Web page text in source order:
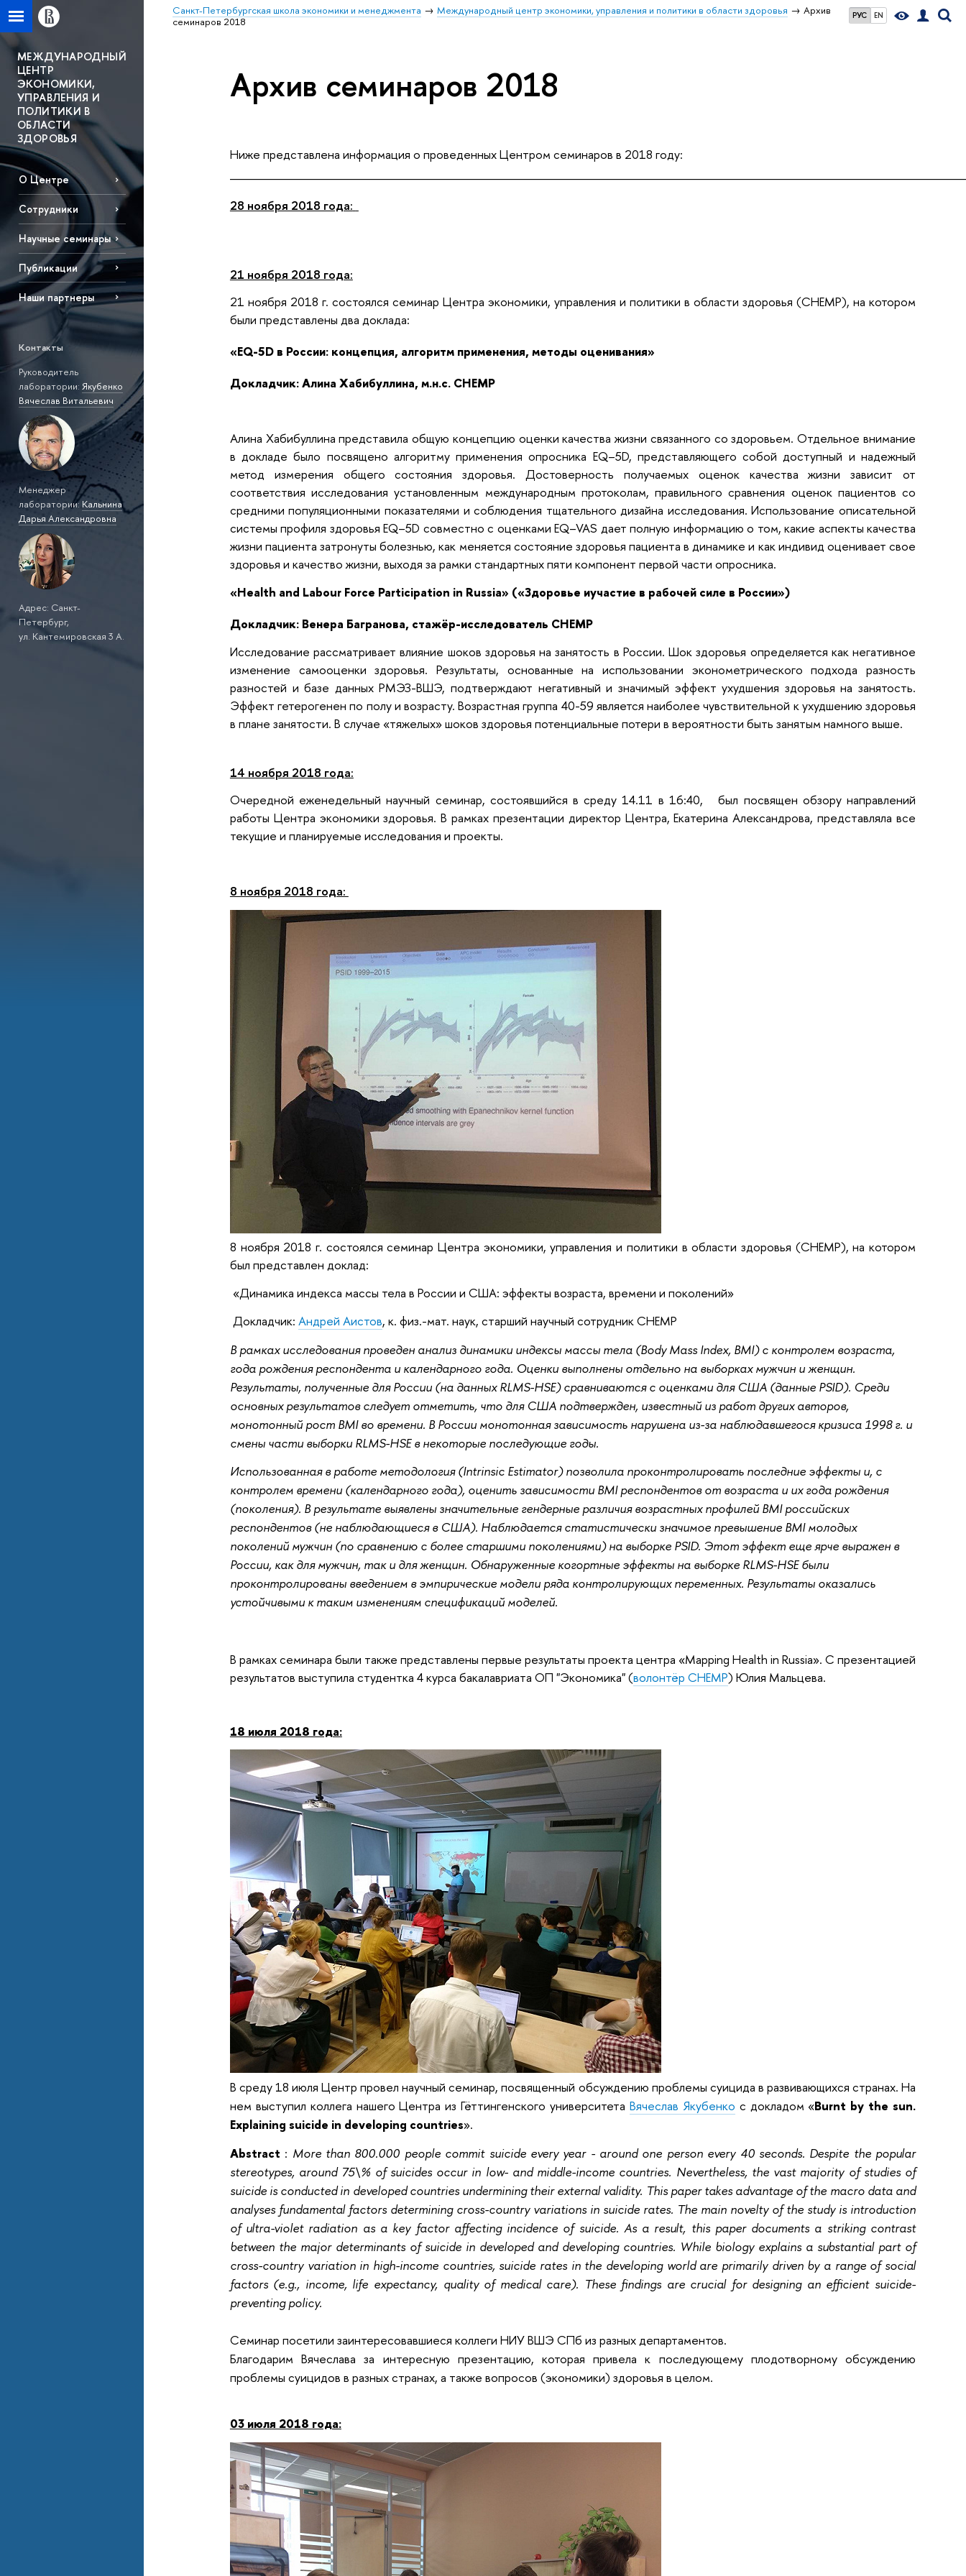
РУС EN
Санкт-Петербургская школа экономики и менеджмента Международный центр экономики, управления и политики в области здоровья
Архив
семинаров 2018
МЕЖДУНАРОДНЫЙ
ЦЕНТР
ЭКОНОМИКИ,
УПРАВЛЕНИЯ И
ПОЛИТИКИ В
ОБЛАСТИ
ЗДОРОВЬЯ
О Центре
Сотрудники
Научные семинары
Публикации
Наши партнеры
Контакты
Руководитель
лаборатории: Якубенко
Вячеслав Витальевич
Менеджер
лаборатории:Кальнина
Дарья Александровна
Адрес: Санкт-
Петербург,
ул. Кантемировская 3 A.
Архив семинаров 2018
Ниже представлена информация о проведенных Центром семинаров в 2018 году:
28 ноября 2018 года:
21 ноября 2018 года:
21 ноября 2018 г. состоялся семинар Центра экономики, управления и политики в области здоровья (CHEMP), на котором
были представлены два доклада:
«EQ-5D в России: концепция, алгоритм применения, методы оценивания»
Докладчик: Алина Хабибуллина, м.н.с. CHEMP
Алина Хабибуллина представила общую концепцию оценки качества жизни связанного со здоровьем. Отдельное внимание
в докладе было посвящено алгоритму применения опросника EQ–5D, представляющего собой доступный и надежный
метод измерения общего состояния здоровья. Достоверность получаемых оценок качества жизни зависит от
соответствия исследования установленным международным протоколам, правильного сравнения оценок пациентов со
средними популяционными показателями и соблюдения тщательного дизайна исследования. Использование описательной
системы профиля здоровья EQ–5D совместно с оценками EQ–VAS дает полную информацию о том, какие аспекты качества
жизни пациента затронуты болезнью, как меняется состояние здоровья пациента в динамике и как индивид оценивает свое
здоровья и качество жизни, выходя за рамки стандартных пяти компонент первой части опросника.
«Health and Labour Force Participation in Russia» («Здоровье иучастие в рабочей силе в России»)
Докладчик: Венера Багранова, стажёр-исследователь CHEMP
Исследование рассматривает влияние шоков здоровья на занятость в России. Шок здоровья определяется как негативное
изменение самооценки здоровья. Результаты, основанные на использовании эконометрического подхода разность
разностей и базе данных РМЭЗ-ВШЭ, подтверждают негативный и значимый эффект ухудшения здоровья на занятость.
Эффект гетерогенен по полу и возрасту. Возрастная группа 40-59 является наиболее чувствительной к ухудшению здоровья
в плане занятости. В случае «тяжелых» шоков здоровья потенциальные потери в вероятности быть занятым намного выше.
14 ноября 2018 года:
Очередной еженедельный научный семинар, состоявшийся в среду 14.11 в 16:40, был посвящен обзору направлений
работы Центра экономики здоровья. В рамках презентации директор Центра, Екатерина Александрова, представляла все
текущие и планируемые исследования и проекты.
8 ноября 2018 года:
8 ноября 2018 г. состоялся семинар Центра экономики, управления и политики в области здоровья (CHEMP), на котором
был представлен доклад:
«Динамика индекса массы тела в России и США: эффекты возраста, времени и поколений»
Докладчик: Андрей Аистов, к. физ.-мат. наук, старший научный сотрудник CHEMP
В рамках исследования проведен анализ динамики индексы массы тела (Body Mass Index, BMI) с контролем возраста,
года рождения респондента и календарного года. Оценки выполнены отдельно на выборках мужчин и женщин.
Результаты, полученные для России (на данных RLMS-HSE) сравниваются с оценками для США (данные PSID). Среди
основных результатов следует отметить, что для США подтвержден, известный из работ других авторов,
монотонный рост BMI во времени. В России монотонная зависимость нарушена из-за наблюдавшегося кризиса 1998 г. и
смены части выборки RLMS-HSE в некоторые последующие годы.
Использованная в работе методология (Intrinsic Estimator) позволила проконтролировать последние эффекты и, с
контролем времени (календарного года), оценить зависимости BMI респондентов от возраста и их года рождения
(поколения). В результате выявлены значительные гендерные различия возрастных профилей BMI российских
респондентов (не наблюдающиеся в США). Наблюдается статистически значимое превышение BMI молодых
поколений мужчин (по сравнению с более старшими поколениями) на выборке PSID. Этот эффект еще ярче выражен в
России, как для мужчин, так и для женщин. Обнаруженные когортные эффекты на выборке RLMS-HSE были
проконтролированы введением в эмпирические модели ряда контролирующих переменных. Результаты оказались
устойчивыми к таким изменениям спецификаций моделей.
В рамках семинара были также представлены первые результаты проекта центра «Mapping Health in Russia». С презентацией
результатов выступила студентка 4 курса бакалавриата ОП "Экономика" (волонтёр CHEMP) Юлия Мальцева.
18 июля 2018 года:
В среду 18 июля Центр провел научный семинар, посвященный обсуждению проблемы суицида в развивающихся странах. На
нем выступил коллега нашего Центра из Гёттингенского университета Вячеслав Якубенко с докладом «Burnt by the sun.
Explaining suicide in developing countries».
Abstract : More than 800.000 people commit suicide every year - around one person every 40 seconds. Despite the popular
stereotypes, around 75\% of suicides occur in low- and middle-income countries. Nevertheless, the vast majority of studies of
suicide is conducted in developed countries undermining their external validity. This paper takes advantage of the macro data and
analyses fundamental factors determining cross-country variations in suicide rates. The main novelty of the study is introduction
of ultra-violet radiation as a key factor affecting incidence of suicide. As a result, this paper documents a striking contrast
between the major determinants of suicide in developed and developing countries. While biology explains a substantial part of
cross-country variation in high-income countries, suicide rates in the developing world are primarily driven by a range of social
factors (e.g., income, life expectancy, quality of medical care). These findings are crucial for designing an efficient suicide-
preventing policy.
Семинар посетили заинтересовавшиеся коллеги НИУ ВШЭ СПб из разных департаментов.
Благодарим Вячеслава за интересную презентацию, которая привела к последующему плодотворному обсуждению
проблемы суицидов в разных странах, а также вопросов (экономики) здоровья в целом.
03 июля 2018 года: